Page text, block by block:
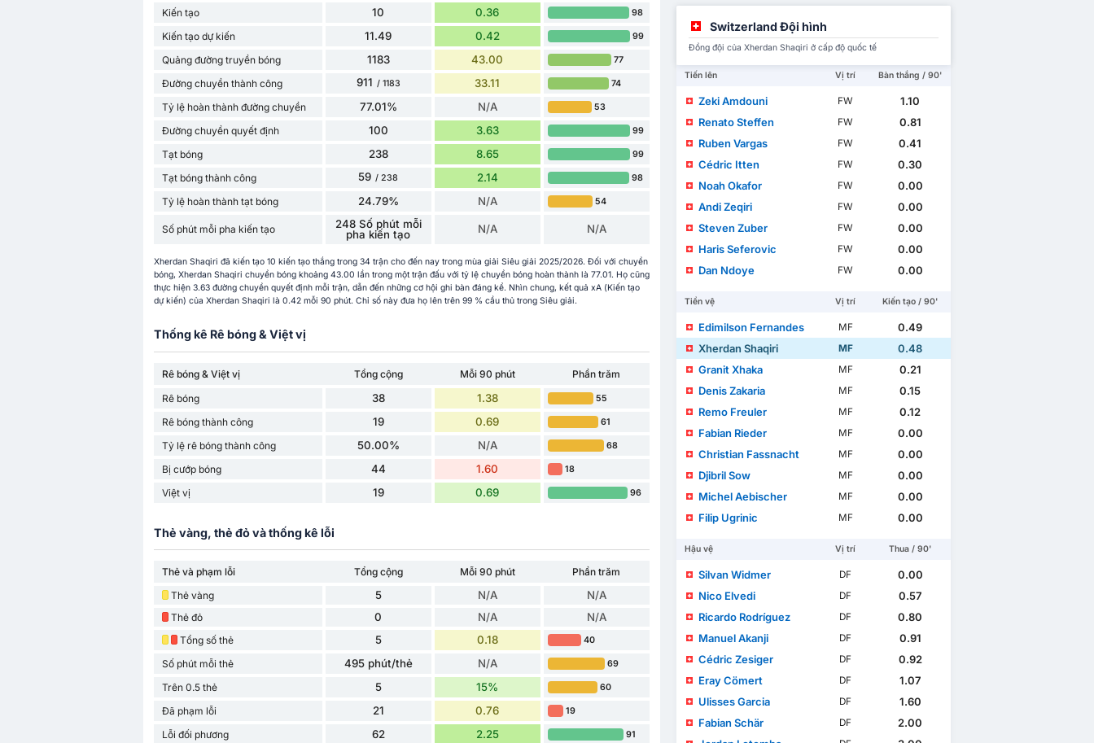
Kiến tạo
10 0.36 98
Kiến tạo dự kiến 11.49 0.42 99
Quảng đường truyền bóng 1183 43.00 77
Đường chuyền thành công 911 / 1183 33.11 74
Tỷ lệ hoàn thành đường chuyền 77.01% N/A 53
Đường chuyền quyết định 100 3.63 99
Tạt bóng 238 8.65 99
Tạt bóng thành công 59 / 238 2.14 98
Tỷ lệ hoàn thành tạt bóng 24.79% N/A 54
Số phút mỗi pha kiến ​​tạo
248 Số phút mỗi
pha kiến ​​tạo
N/A N/A
Xherdan Shaqiri đã kiến tạo 10 kiến tạo thắng trong 34 trận cho đến nay trong mùa giải Siêu giải 2025/2026. Đối với chuyền
bóng, Xherdan Shaqiri chuyền bóng khoảng 43.00 lần trong một trận đấu với tỷ lệ chuyền bóng hoàn thành là 77.01. Họ cũng
thực hiện 3.63 đường chuyền quyết định mỗi trận, dẫn đến những cơ hội ghi bàn đáng kể. Nhìn chung, kết quả xA (Kiến tạo
dự kiến) của Xherdan Shaqiri là 0.42 mỗi 90 phút. Chỉ số này đưa họ lên trên 99 % cầu thủ trong Siêu giải.
Thống kê Rê bóng & Việt vị
Rê bóng & Việt vị Tổng cộng Mỗi 90 phút
Phần trăm
Rê bóng
38 1.38 55
Rê bóng thành công 19 0.69 61
Tỷ lệ rê bóng thành công 50.00% N/A 68
Bị cướp bóng 44 1.60 18
Việt vị 19 0.69 96
Thẻ vàng, thẻ đỏ và thống kê lỗi
Thẻ và phạm lỗi Tổng cộng Mỗi 90 phút
Phần trăm
Thẻ vàng
5 N/A N/A
Thẻ đỏ 0 N/A N/A
Tổng số thẻ 5 0.18 40
Số phút mỗi thẻ 495 phút/thẻ N/A 69
Trên 0.5 thẻ 5 15% 60
Đã phạm lỗi 21 0.76 19
Lỗi đối phương 62 2.25 91
Switzerland Đội hình
Đồng đội của Xherdan Shaqiri ở cấp độ quốc tế
Tiến lên Vị trí Bàn thắng / 90'
Zeki Amdouni FW
1.10
Renato Steffen
FW
0.81
Ruben Vargas
FW
0.41
Cédric Itten
FW
0.30
Noah Okafor
FW
0.00
Andi Zeqiri
FW
0.00
Steven Zuber
FW
0.00
Haris Seferovic
FW
0.00
Dan Ndoye
FW 0.00
Tiền vệ Vị trí Kiến tạo / 90'
Edimilson Fernandes MF
0.49
Xherdan Shaqiri
MF
0.48
Granit Xhaka
MF
0.21
Denis Zakaria
MF
0.15
Remo Freuler
MF
0.12
Fabian Rieder
MF
0.00
Christian Fassnacht
MF
0.00
Djibril Sow
MF
0.00
Michel Aebischer
MF
0.00
Filip Ugrinic
MF 0.00
Hậu vệ Vị trí Thua / 90'
Silvan Widmer DF
0.00
Nico Elvedi
DF
0.57
Ricardo Rodríguez
DF
0.80
Manuel Akanji
DF
0.91
Cédric Zesiger
DF
0.92
Eray Cömert
DF
1.07
Ulisses Garcia
DF
1.60
Fabian Schär
DF
2.00